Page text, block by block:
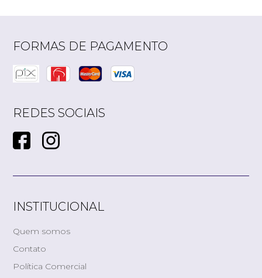
FORMAS DE PAGAMENTO
REDES SOCIAIS
INSTITUCIONAL
Quem somos
Contato
Política Comercial